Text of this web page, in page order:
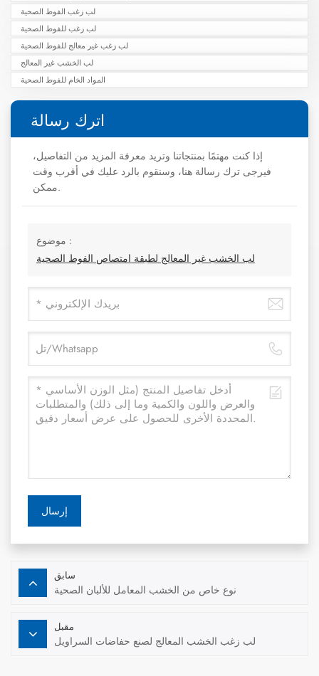
لب زغب الفوط الصحية
لب زغب للفوط الصحية
لب زغب غير معالج للفوط الصحية
لب الخشب غير المعالج
المواد الخام للفوط الصحية
اترك رسالة
إذا كنت مهتمًا بمنتجاتنا وتريد معرفة المزيد من التفاصيل،
فيرجى ترك رسالة هنا، وسنقوم بالرد عليك في أقرب وقت
ممكن.
موضوع :
لب الخشب غير المعالج لطبقة امتصاص الفوط الصحية
إرسال
سابق
نوع خاص من الخشب المعامل للألبان الصحية
مقبل
لب زغب الخشب المعالج لصنع حفاضات السراويل